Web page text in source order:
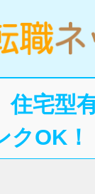
住宅型
クOK